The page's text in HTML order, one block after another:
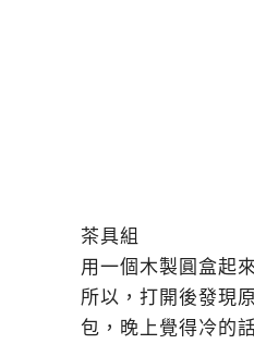
茶具組
用一個木製圓盒起
所以，打開後發現
包，晚上覺得冷的